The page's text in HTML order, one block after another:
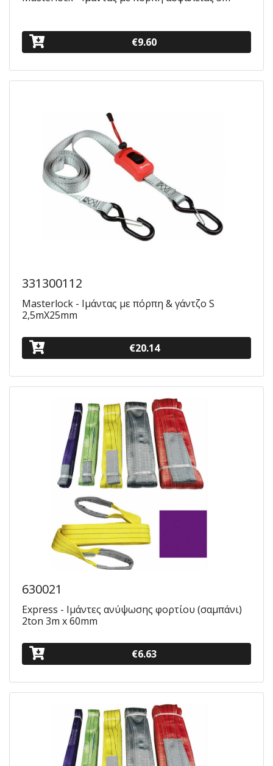
€9.60
331300112
Masterlock - Ιμάντας με πόρπη & γάντζο S
2,5mX25mm
€20.14
630021
Express - Ιμάντες ανύψωσης φορτίου (σαμπάνι)
2ton 3m x 60mm
€6.63